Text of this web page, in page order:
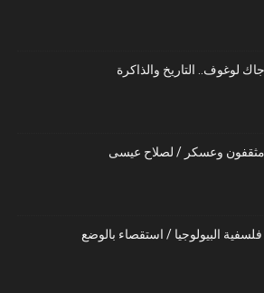
لوغوف.. التاريخ والذاكرة
وعسكر / لصلاح عيسى
فلسفية البيولوجيا / استقصاء بالوضع